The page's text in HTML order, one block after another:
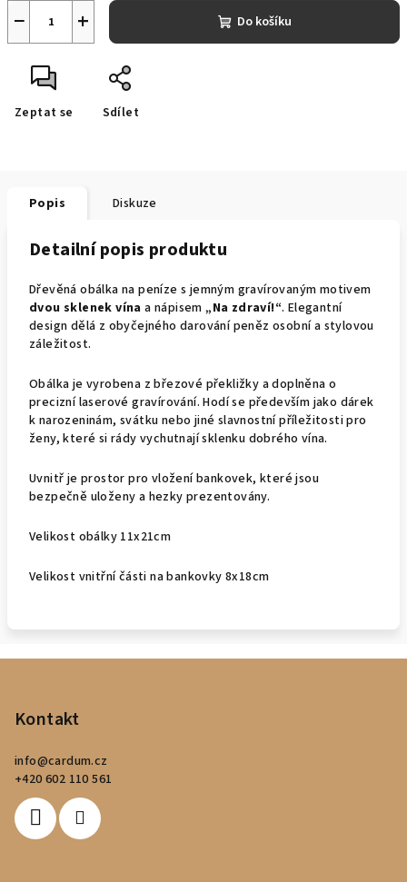
+
− Do košíku
Zeptat se Sdílet
Popis Diskuze
Detailní popis produktu
Dřevěná obálka na peníze s jemným gravírovaným motivem
dvou sklenek vína a nápisem„Na zdraví!“. Elegantní
design dělá z obyčejného darování peněz osobní a stylovou
záležitost.
Obálka je vyrobena z březové překližky a doplněna o
precizní laserové gravírování. Hodí se především jako dárek
k narozeninám, svátku nebo jiné slavnostní příležitosti pro
ženy, které si rády vychutnají sklenku dobrého vína.
Uvnitř je prostor pro vložení bankovek, které jsou
bezpečně uloženy a hezky prezentovány.
Velikost obálky 11x21cm
Velikost vnitřní části na bankovky 8x18cm
Kontakt
info@cardum.cz
+420 602 110 561